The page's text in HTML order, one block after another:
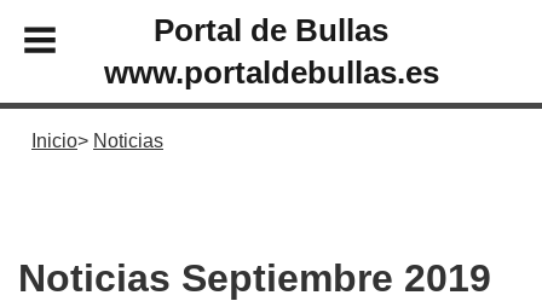
Portal de Bullas
www.portaldebullas.es
Inicio Noticias
Noticias Septiembre 2019